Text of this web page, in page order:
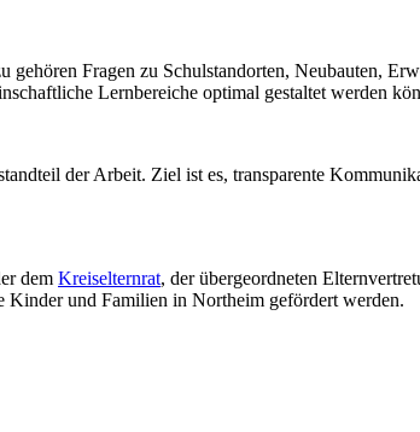
Fragen zu Schulstandorten, Neubauten,
Lernbereiche optimal gestaltet werden
der Arbeit. Ziel ist es, transparente
dem Kreiselternrat, der übergeordneten
Kinder und Familien in Northeim gefördert werden.